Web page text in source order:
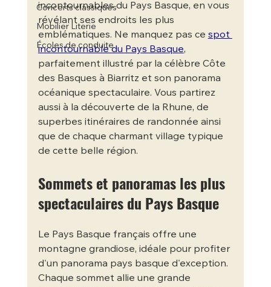
Concerts classiques
Mobilier Literie
Écoles de conduite
incontournables du Pays Basque, en vous
révélant ses endroits les plus
emblématiques. Ne manquez pas ce spot
incontournable du Pays Basque,
parfaitement illustré par la célèbre Côte
des Basques à Biarritz et son panorama
océanique spectaculaire. Vous partirez
aussi à la découverte de la Rhune, de
superbes itinéraires de randonnée ainsi
que de chaque charmant village typique
de cette belle région.
Sommets et panoramas les plus
spectaculaires du Pays Basque
Le Pays Basque français offre une
montagne grandiose, idéale pour profiter
d'un panorama pays basque d'exception.
Chaque sommet allie une grande